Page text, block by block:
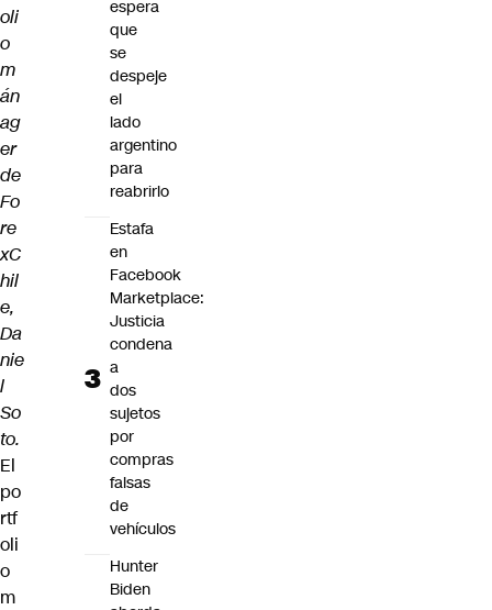
oli
o
m
án
ag
er
de
Fo
re
xC
hil
e,
Da
nie
l
So
to.
El
po
rtf
oli
o
m
espera
que
se
despeje
el
lado
argentino
para
reabrirlo
Estafa
en
Facebook
Marketplace:
Justicia
condena
a
dos
sujetos
por
compras
falsas
de
vehículos
Hunter
Biden